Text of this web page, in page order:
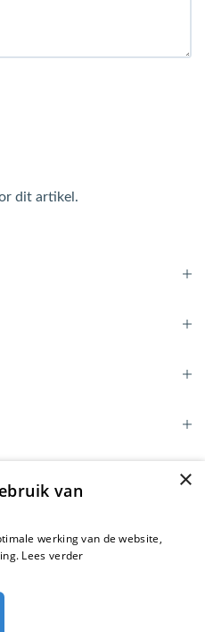
dit artikel.
×
van
werking van de website,
Lees verder